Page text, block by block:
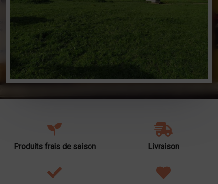
Produits frais de saison Livraison